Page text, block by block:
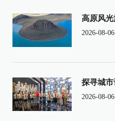
高原风
2026-08-
探寻城
2026-08-